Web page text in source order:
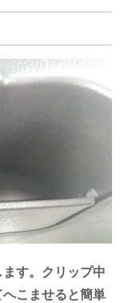
す。クリップ中
こませると簡単